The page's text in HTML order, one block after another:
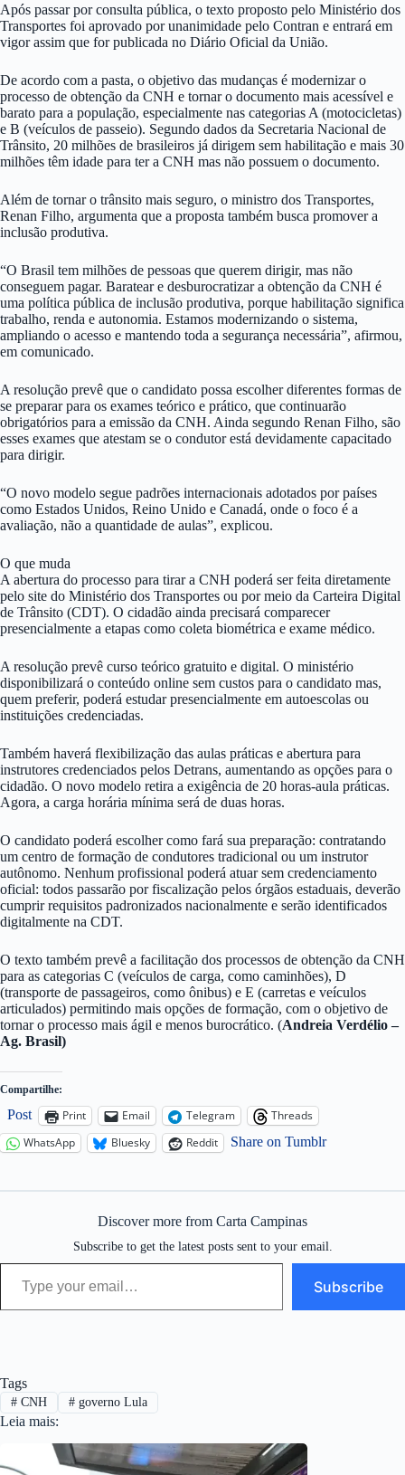
Após passar por consulta pública, o texto proposto pelo Ministério dos
Transportes foi aprovado por unanimidade pelo Contran e entrará em
vigor assim que for publicada no Diário Oficial da União.
De acordo com a pasta, o objetivo das mudanças é modernizar o
processo de obtenção da CNH e tornar o documento mais acessível e
barato para a população, especialmente nas categorias A (motocicletas)
e B (veículos de passeio). Segundo dados da Secretaria Nacional de
Trânsito, 20 milhões de brasileiros já dirigem sem habilitação e mais 30
milhões têm idade para ter a CNH mas não possuem o documento.
Além de tornar o trânsito mais seguro, o ministro dos Transportes,
Renan Filho, argumenta que a proposta também busca promover a
inclusão produtiva.
“O Brasil tem milhões de pessoas que querem dirigir, mas não
conseguem pagar. Baratear e desburocratizar a obtenção da CNH é
uma política pública de inclusão produtiva, porque habilitação significa
trabalho, renda e autonomia. Estamos modernizando o sistema,
ampliando o acesso e mantendo toda a segurança necessária”, afirmou,
em comunicado.
A resolução prevê que o candidato possa escolher diferentes formas de
se preparar para os exames teórico e prático, que continuarão
obrigatórios para a emissão da CNH. Ainda segundo Renan Filho, são
esses exames que atestam se o condutor está devidamente capacitado
para dirigir.
“O novo modelo segue padrões internacionais adotados por países
como Estados Unidos, Reino Unido e Canadá, onde o foco é a
avaliação, não a quantidade de aulas”, explicou.
O que muda
A abertura do processo para tirar a CNH poderá ser feita diretamente
pelo site do Ministério dos Transportes ou por meio da Carteira Digital
de Trânsito (CDT). O cidadão ainda precisará comparecer
presencialmente a etapas como coleta biométrica e exame médico.
A resolução prevê curso teórico gratuito e digital. O ministério
disponibilizará o conteúdo online sem custos para o candidato mas,
quem preferir, poderá estudar presencialmente em autoescolas ou
instituições credenciadas.
Também haverá flexibilização das aulas práticas e abertura para
instrutores credenciados pelos Detrans, aumentando as opções para o
cidadão. O novo modelo retira a exigência de 20 horas-aula práticas.
Agora, a carga horária mínima será de duas horas.
O candidato poderá escolher como fará sua preparação: contratando
um centro de formação de condutores tradicional ou um instrutor
autônomo. Nenhum profissional poderá atuar sem credenciamento
oficial: todos passarão por fiscalização pelos órgãos estaduais, deverão
cumprir requisitos padronizados nacionalmente e serão identificados
digitalmente na CDT.
O texto também prevê a facilitação dos processos de obtenção da CNH
para as categorias C (veículos de carga, como caminhões), D
(transporte de passageiros, como ônibus) e E (carretas e veículos
articulados) permitindo mais opções de formação, com o objetivo de
tornar o processo mais ágil e menos burocrático. (Andreia Verdélio –
Ag. Brasil)
Compartilhe:
Post Print Email Telegram
Threads
WhatsApp
Bluesky Reddit Share on Tumblr
Discover more from Carta Campinas
Subscribe to get the latest posts sent to your email.
Type your email…
Subscribe
Tags
#CNH #governo Lula
Leia mais: